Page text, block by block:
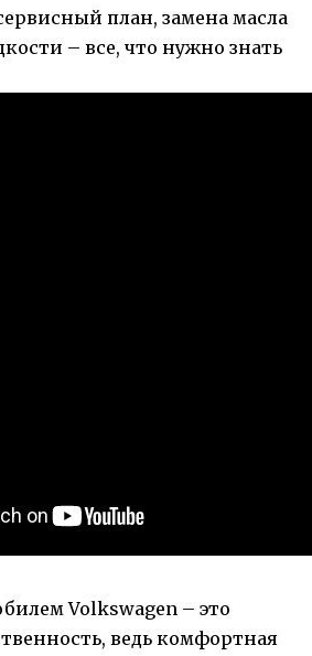
Volkswagen – это
ведь комфортная